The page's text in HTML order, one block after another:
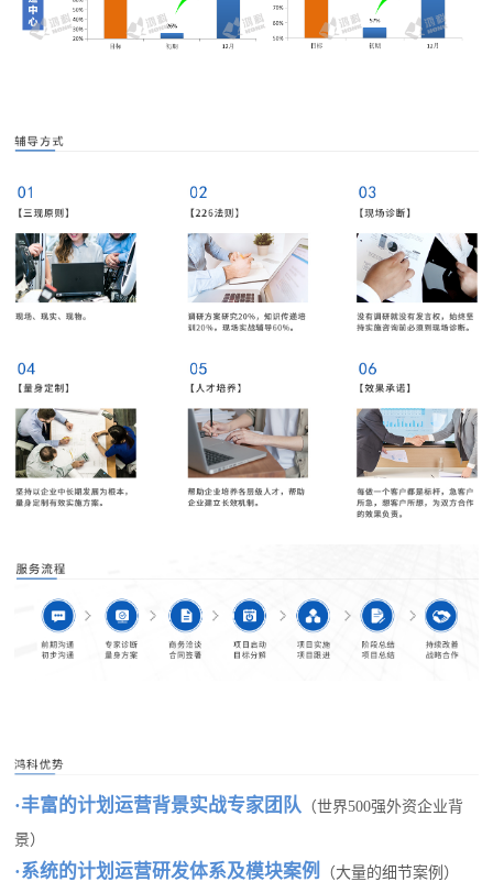
·丰富的计划运营背景实战专家团队 （世界500强外资企业背
景）
·系统的计划运营研发体系及模块案例 （大量的细节案例）